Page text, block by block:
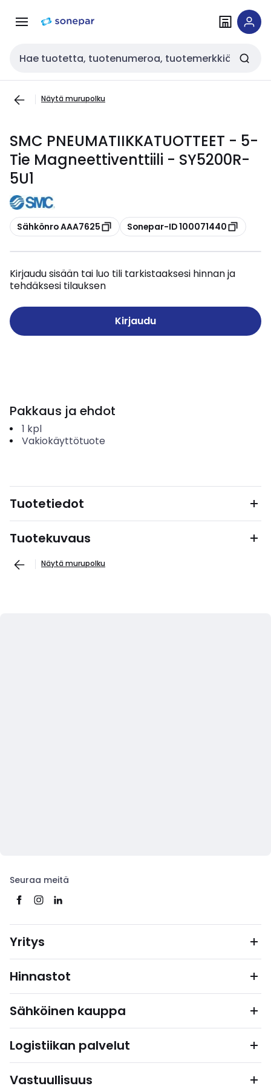
navigointiinsisältöön
Haku
Näytä murupolku
SMC PNEUMATIIKKATUOTTEET - 5-
Tie Magneettiventtiili - SY5200R-
5U1
Kopioi
Sähkönro AAA7625 Kopioi
Sonepar-ID 100071440
Kirjaudu sisään tai luo tili tarkistaaksesi hinnan ja
tehdäksesi tilauksen
Kirjaudu
Pakkaus ja ehdot
1 kpl
Vakiokäyttötuote
Tuotetiedot
Tuotekuvaus
Näytä murupolku
Seuraa meitä
Yritys
Hinnastot
Sähköinen kauppa
Logistiikan palvelut
Vastuullisuus